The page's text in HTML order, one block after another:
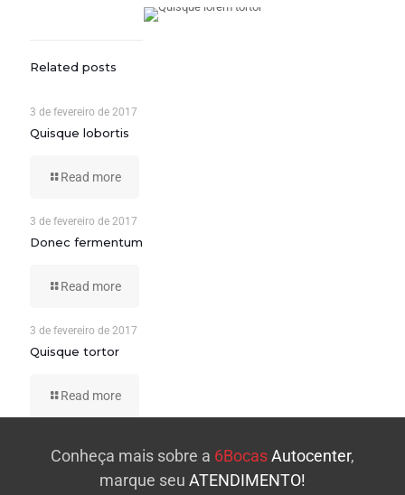
Related posts
3 de fevereiro de 2017
Quisque lobortis
Read more
3 de fevereiro de 2017
Donec fermentum
Read more
3 de fevereiro de 2017
Quisque tortor
Read more
Conheça mais sobre a 6BocasAutocenter,
marque seu ATENDIMENTO!